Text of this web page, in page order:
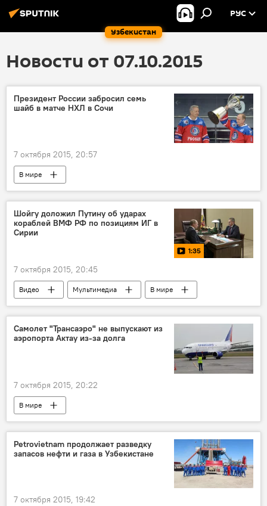
Узбекистан
РУС
Новости от 07.10.2015
Президент России забросил семь
шайб в матче НХЛ в Сочи
7 октября 2015, 20:57
В мире
Шойгу доложил Путину об ударах
кораблей ВМФ РФ по позициям ИГ в
Сирии
1:35
7 октября 2015, 20:45
Видео Мультимедиа В мире
Самолет "Трансаэро" не выпускают из
аэропорта Актау из-за долга
7 октября 2015, 20:22
В мире
Petrovietnam продолжает разведку
запасов нефти и газа в Узбекистане
7 октября 2015, 19:42